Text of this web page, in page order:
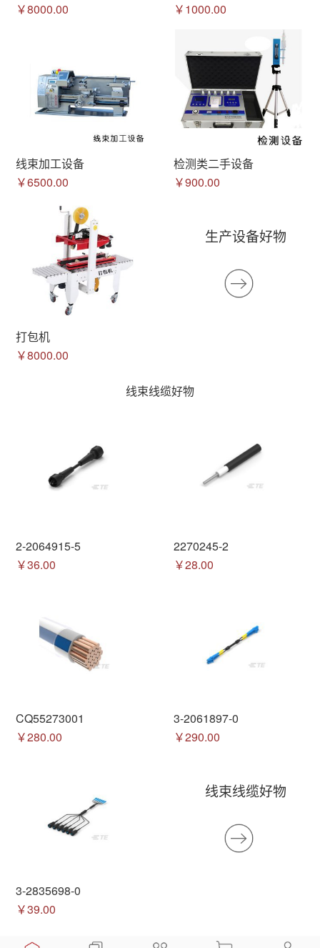
￥8000.00
￥1000.00
线束加工设备
￥6500.00
检测类二手设备
￥900.00
打包机
￥8000.00
生产设备好物
线束线缆好物
2-2064915-5
￥36.00
2270245-2
￥28.00
CQ55273001
￥280.00
3-2061897-0
￥290.00
3-2835698-0
￥39.00
线束线缆好物